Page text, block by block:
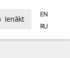
Ienākt